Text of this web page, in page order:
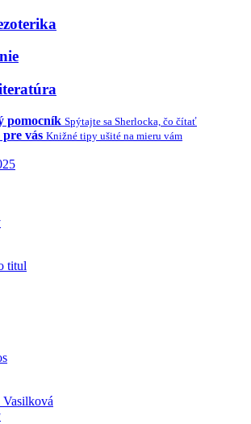
pomocník Spýtajte sa Sherlocka, čo čítať
vás Knižné tipy ušité na mieru vám
titul